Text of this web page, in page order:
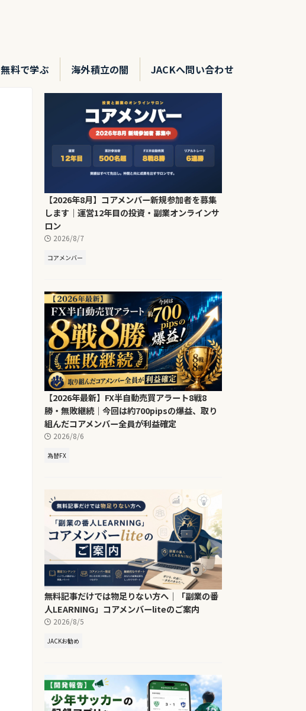
無料で学ぶ 海外積立の闇 JACKへ問い合わせ
【2026年8月】コアメンバー新規参加者を募集
します｜運営12年目の投資・副業オンラインサ
ロン
2026/8/7
コアメンバー
【2026年最新】FX半自動売買アラート8戦8
勝・無敗継続｜今回は約700pipsの爆益、取り
組んだコアメンバー全員が利益確定
2026/8/6
為替FX
無料記事だけでは物足りない方へ｜「副業の番
人LEARNING」コアメンバーliteのご案内
2026/8/5
JACKお勧め